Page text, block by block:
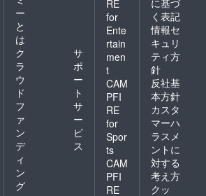
ー
と
は
ク
ラ
ウ
ド
フ
ァ
ン
デ
ィ
ン
グ
サ
ポ
ー
ト
サ
ー
ビ
ス
RE
for
Ente
rtain
men
t
CAM
PFI
RE
for
Spor
ts
CAM
PFI
RE
に基づ
く表記
情報セ
キュリ
ティ方
針
反社基
本方針
カスタ
マーハ
ラスメ
ントに
対する
考え方
クッ